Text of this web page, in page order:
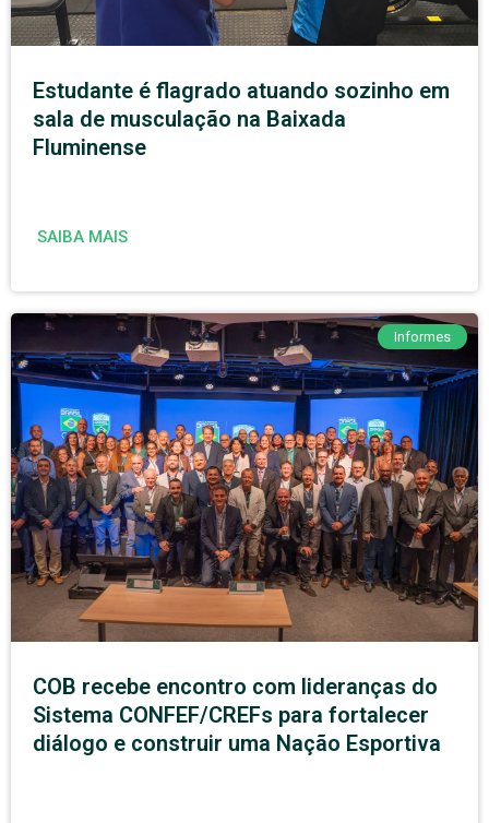
Estudante é flagrado atuando sozinho em
sala de musculação na Baixada
Fluminense
SAIBA MAIS
Informes
COB recebe encontro com lideranças do
Sistema CONFEF/CREFs para fortalecer
diálogo e construir uma Nação Esportiva